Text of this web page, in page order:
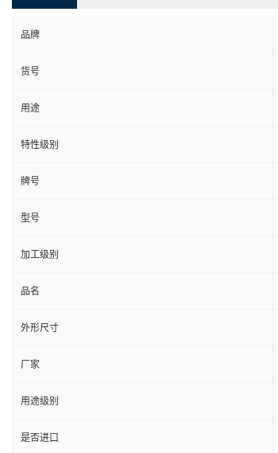
品牌
货号
用途
特性级别
牌号
型号
加工级别
品名
外形尺寸
厂家
用途级别
是否进口